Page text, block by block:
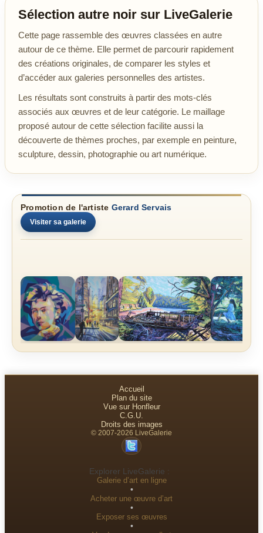
Sélection autre noir sur LiveGalerie
Cette page rassemble des œuvres classées en autre
autour de ce thème. Elle permet de parcourir rapidement
des créations originales, de comparer les styles et
d’accéder aux galeries personnelles des artistes.
Les résultats sont construits à partir des mots-clés
associés aux œuvres et de leur catégorie. Le maillage
proposé autour de cette sélection facilite aussi la
découverte de thèmes proches, par exemple en peinture,
sculpture, dessin, photographie ou art numérique.
Promotion de l'artiste Gerard Servais
Visiter sa galerie
Accueil
Plan du site
Vue sur Honfleur
C.G.U.
Droits des images
© 2007-2026 LiveGalerie
Explorer LiveGalerie :
Galerie d’art en ligne
•
Acheter une œuvre d’art
•
Exposer ses œuvres
•